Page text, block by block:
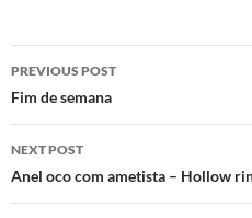
Post
navigation
PREVIOUS POST
Fim de semana
NEXT POST
Anel oco com ametista – Hollow